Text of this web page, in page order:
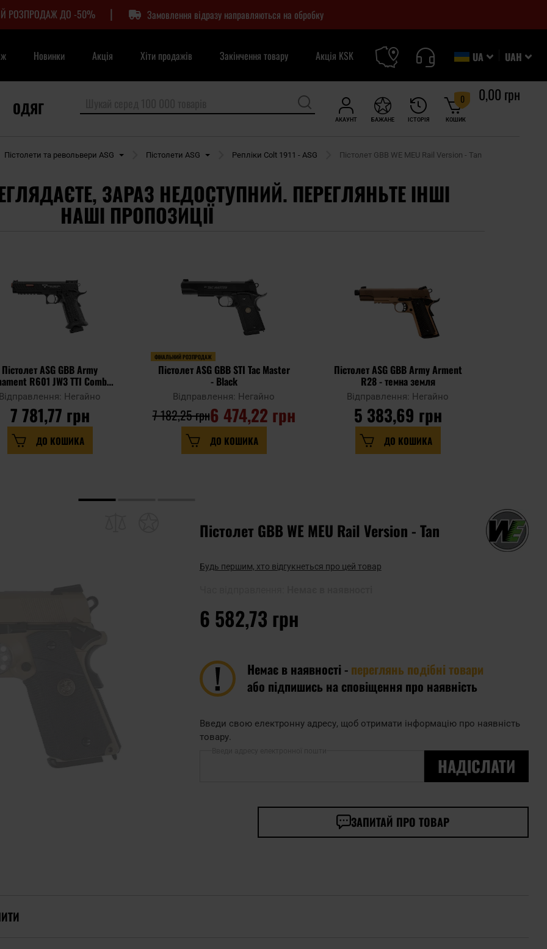
РОЗПРОДАЖ ДО -50% | Замовлення відразу направляються на обробку
UAH
UA
Новинки Акція Хіти продажів Закінчення товару Акція KSK
АКАУНТ ІСТОРІЯ
БАЖАНЕ КОШИК
0 0,00 грн
ОДЯГ
Пістолети та револьвери ASG Пістолети ASG Репліки Colt 1911 - ASG Пістолет GBB WE MEU Rail Version - Tan
ЗАРАЗ НЕДОСТУПНИЙ. ПЕРЕГЛЯНЬТЕ ІНШІ
НАШІ ПРОПОЗИЦІЇ
Пістолет ASG GBB Army
R601 JW3 TTI Combat
Master
Відправлення: Негайно
7 781,77 грн
ДО КОШИКА
ФІНАЛЬНИЙ РОЗПРОДАЖ
Пістолет ASG GBB STI Tac Master
- Black
Відправлення: Негайно
6 474,22 грн
7 182,25 грн
ДО КОШИКА
Пістолет ASG GBB Army Arment
R28 - темна земля
Відправлення: Негайно
5 383,69 грн
ДО КОШИКА
Пістолет GBB WE MEU Rail Version - Tan
Будь першим, хто відгукнеться про цей товар
6 582,73 грн
Немає в наявності - переглянь подібні товари
або підпишись на сповіщення про наявність
Введи свою електронну адресу, щоб отримати інформацію про наявність
товару.
НАДІСЛАТИ
ЗАПИТАЙ ПРО ТОВАР